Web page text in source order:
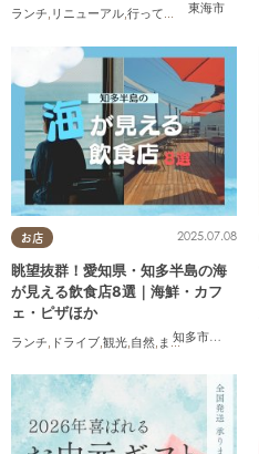
東海市
ランチ, リニューアル,行ってみたレポ ,夫婦
お店
知多市常滑市
2025.07.08
眺望抜群！愛知県・知多半島の海
が見える飲食店8選｜海鮮・カフ
ェ・ピザほか
ランチ, ドライブ,観光,自然, まちネタ 季節ネタ